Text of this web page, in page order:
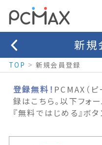
新規
TOP 新規会員登録
登録無料！ PCMAX（
録はこちら。以下フォ
『無料ではじめる』ボ